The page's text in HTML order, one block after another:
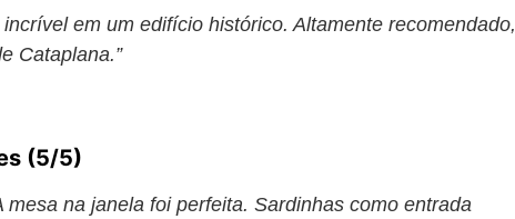
em um edifício histórico. Altamente recomendado,
Cataplana.”
(5/5)
mesa na janela foi perfeita. Sardinhas como entrada